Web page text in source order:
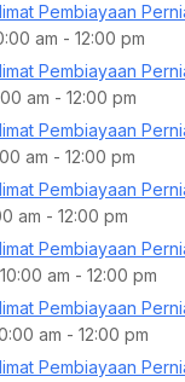
Pembiayaan
am - 12:00 pm
Pembiayaan
am - 12:00 pm
Pembiayaan
am - 12:00 pm
Pembiayaan
am - 12:00 pm
Pembiayaan
am - 12:00 pm
Pembiayaan
am - 12:00 pm
Pembiayaan